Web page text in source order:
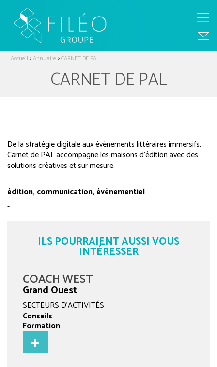
Accueil >Annuaire >CARNET DE PAL
CARNET DE PAL
De la stratégie digitale aux événements littéraires immersifs,
Carnet de PAL accompagne les maisons d’édition avec des
solutions créatives et sur mesure.
édition, communication, évènementiel
-
ILS POURRAIENT AUSSI VOUS
INTÉRESSER
COACH WEST
Grand Ouest
SECTEURS D'ACTIVITÉS
Conseils
Formation